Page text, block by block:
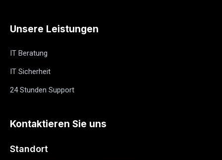
Unsere Leistungen
IT Beratung
IT Sicherheit
24 Stunden Support
Kontaktieren Sie uns
Standort